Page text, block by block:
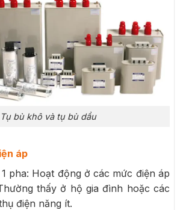
Tụ bù khô và tụ bù dầu
áp
pha: Hoạt động ở các mức điện áp
thấy ở hộ gia đình hoặc các
điện năng ít.